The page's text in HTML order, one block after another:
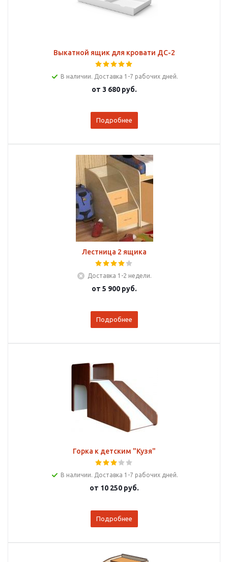
Выкатной ящик для кровати ДС-2
В наличии. Доставка 1-7 рабочих дней.
от 3 680 руб.
Подробнее
Лестница 2 ящика
Доставка 1-2 недели.
от 5 900 руб.
Подробнее
Горка к детским "Кузя"
В наличии. Доставка 1-7 рабочих дней.
от 10 250 руб.
Подробнее